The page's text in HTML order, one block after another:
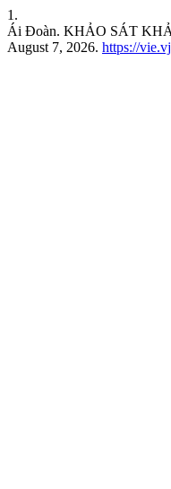
1.
Ái Đoàn. KHẢO SÁT
August 7, 2026. https://